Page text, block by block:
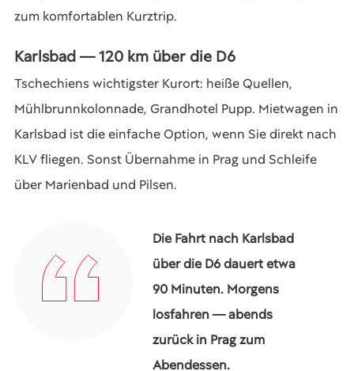
zum komfortablen Kurztrip.
Karlsbad — 120 km über die D6
Tschechiens wichtigster Kurort: heiße Quellen,
Mühlbrunnkolonnade, Grandhotel Pupp. Mietwagen in
Karlsbad ist die einfache Option, wenn Sie direkt nach
KLV fliegen. Sonst Übernahme in Prag und Schleife
über Marienbad und Pilsen.
Die Fahrt nach Karlsbad
über die D6 dauert etwa
90 Minuten. Morgens
losfahren — abends
zurück in Prag zum
Abendessen.